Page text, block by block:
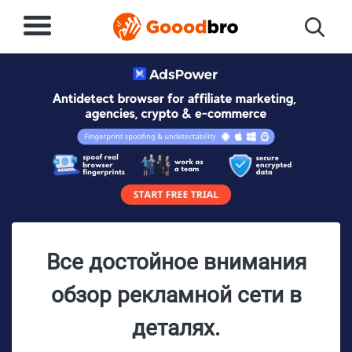
Все достойное внимания
обзор рекламной сети в
деталях.